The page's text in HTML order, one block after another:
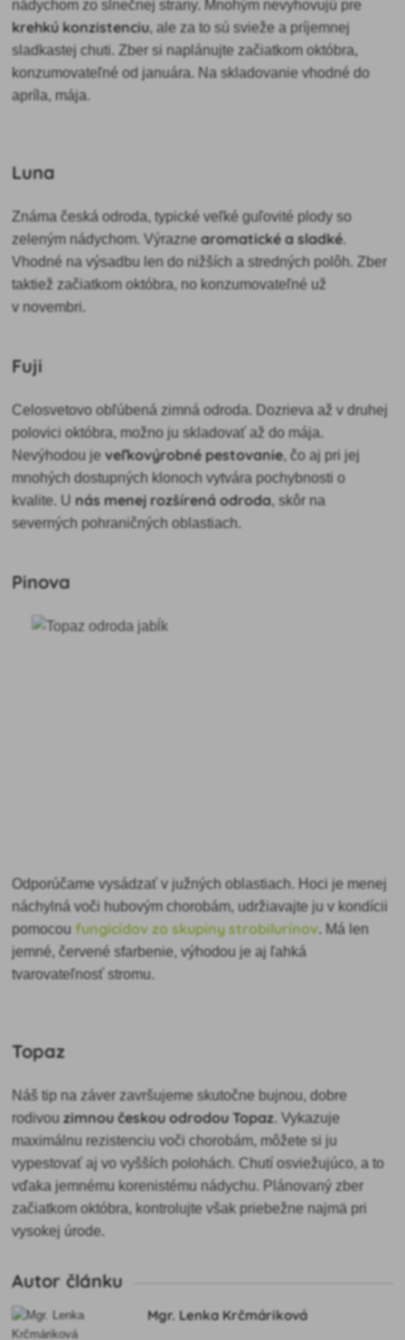
nádychom zo slnečnej strany. Mnohým nevyhovujú pre
krehkú konzistenciu, ale za to sú svieže a príjemnej
sladkastej chuti. Zber si naplánujte začiatkom októbra,
konzumovateľné od januára. Na skladovanie vhodné do
apríla, mája.
Luna
Známa česká odroda, typické veľké guľovité plody so
zeleným nádychom. Výraznearomatické a sladké.
Vhodné na výsadbu len do nižších a stredných polôh. Zber
taktiež začiatkom októbra, no konzumovateľné už
v novembri.
Fuji
Celosvetovo obľúbená zimná odroda. Dozrieva až v druhej
polovici októbra, možno ju skladovať až do mája.
Nevýhodou je veľkovýrobné pestovanie, čo aj pri jej
mnohých dostupných klonoch vytvára pochybnosti o
kvalite. Unás menej rozšírená odroda, skôr na
severných pohraničných oblastiach.
Pinova
Odporúčame vysádzať v južných oblastiach. Hoci je menej
náchylná voči hubovým chorobám, udržiavajte ju v kondícii
pomocoufungicídov zo skupiny strobilurínov. Má len
jemné, červené sfarbenie, výhodou je aj ľahká
tvarovateľnosť stromu.
Topaz
Náš tip na záver završujeme skutočne bujnou, dobre
rodivouzimnou českou odrodou Topaz. Vykazuje
maximálnu rezistenciu voči chorobám, môžete si ju
vypestovať aj vo vyšších polohách. Chutí osviežujúco, a to
vďaka jemnému korenistému nádychu. Plánovaný zber
začiatkom októbra, kontrolujte však priebežne najmä pri
vysokej úrode.
Autor článku
Mgr. Lenka Krčmáriková